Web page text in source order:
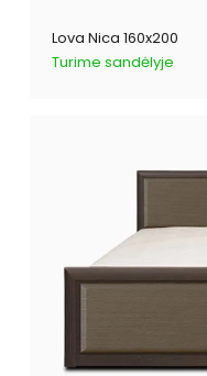
Lova Nica 160x200
Turime sandėlyje